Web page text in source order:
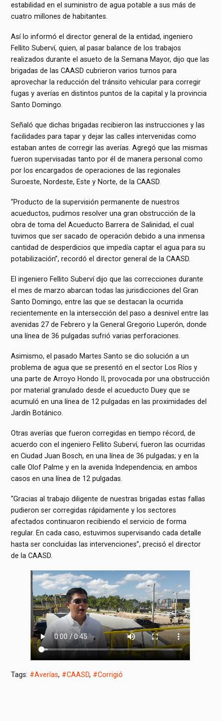
estabilidad en el suministro de agua potable a sus más de
cuatro millones de habitantes.
Así lo informó el director general de la entidad, ingeniero
Fellito Suberví, quien, al pasar balance de los trabajos
realizados durante el asueto de la Semana Mayor, dijo que las
brigadas de las CAASD cubrieron varios turnos para
aprovechar la reducción del tránsito vehicular para corregir
fugas y averías en distintos puntos de la capital y la provincia
Santo Domingo.
Señaló que dichas brigadas recibieron las instrucciones y las
facilidades para tapar y dejar las calles intervenidas como
estaban antes de corregir las averías. Agregó que las mismas
fueron supervisadas tanto por él de manera personal como
por los encargados de operaciones de las regionales
Suroeste, Nordeste, Este y Norte, de la CAASD.
“Producto de la supervisión permanente de nuestros
acueductos, pudimos resolver una gran obstrucción de la
obra de toma del Acueducto Barrera de Salinidad, el cual
tuvimos que ser sacado de operación debido a una inmensa
cantidad de desperdicios que impedía captar el agua para su
potabilización”, recordó el director general de la CAASD.
El ingeniero Fellito Suberví dijo que las correcciones durante
el mes de marzo abarcan todas las jurisdicciones del Gran
Santo Domingo, entre las que se destacan la ocurrida
recientemente en la intersección del paso a desnivel entre las
avenidas 27 de Febrero y la General Gregorio Luperón, donde
una línea de 36 pulgadas sufrió varias perforaciones.
Asimismo, el pasado Martes Santo se dio solución a un
problema de agua que se presentó en el sector Los Ríos y
una parte de Arroyo Hondo II, provocada por una obstrucción
por material granulado desde el acueducto Duey que se
acumuló en una línea de 12 pulgadas en las proximidades del
Jardín Botánico.
Otras averías que fueron corregidas en tiempo récord, de
acuerdo con el ingeniero Fellito Suberví, fueron las ocurridas
en Ciudad Juan Bosch, en una línea de 36 pulgadas; y en la
calle Olof Palme y en la avenida Independencia; en ambos
casos en una línea de 12 pulgadas.
“Gracias al trabajo diligente de nuestras brigadas estas fallas
pudieron ser corregidas rápidamente y los sectores
afectados continuaron recibiendo el servicio de forma
regular. En cada caso, estuvimos supervisando cada detalle
hasta ser concluidas las intervenciones”, precisó el director
de la CAASD.
Tags: #Averías, #CAASD, #Corrigió